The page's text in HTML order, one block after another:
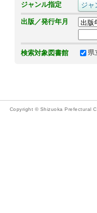
ジャンル指定
出版／発行年月
検索対象図書館 県
Copyright © Shizuoka Prefectural